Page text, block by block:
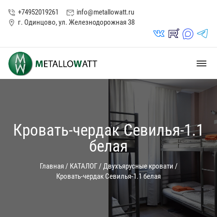
phone_in_talk +74952019261 mark_email_read info@metallowatt.ru
location_on г. Одинцово, ул. Железнодорожная 38
vk_in rutube_in max_s telegrams_in
dehaze
Кровать-чердак Севилья-1.1
белая
Главная / КАТАЛОГ/ Двухъярусные кровати /
Кровать-чердак Севилья-1.1 белая